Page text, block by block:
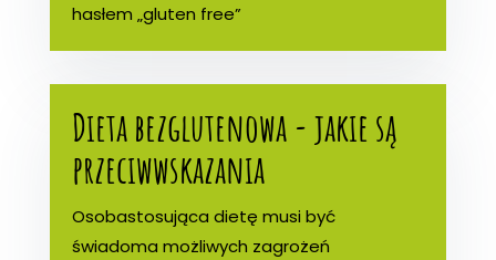
hasłem „gluten free”
Dieta bezglutenowa - jakie są
przeciwwskazania
Osobastosująca dietę musi być
świadoma możliwych zagrożeń